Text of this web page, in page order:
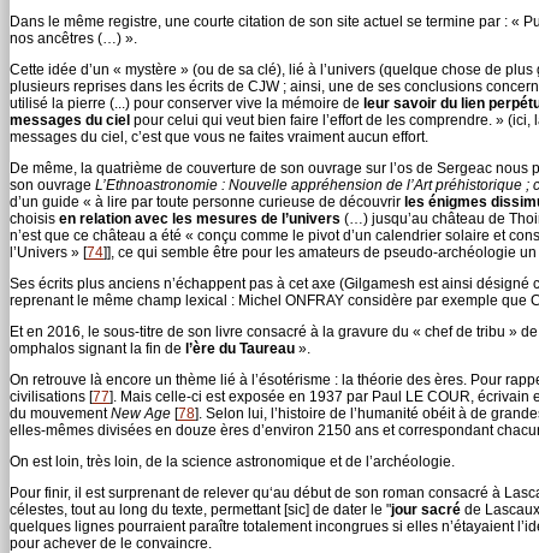
Dans le même registre, une courte citation de son site actuel se termine par : «
nos ancêtres (…) ».
Cette idée d’un « mystère » (ou de sa clé), lié à l’univers (quelque chose de
plusieurs reprises dans les écrits de CJW ; ainsi, une de ses conclusions
utilisé la pierre (...) pour conserver vive la mémoire de leur savoir du lien
messages du ciel pour celui qui veut bien faire l’effort de les comprendre. » (ici,
messages du ciel, c’est que vous ne faites vraiment aucun effort.
De même, la quatrième de couverture de son ouvrage sur l’os de Sergeac nous
son ouvrage L’Ethnoastronomie : Nouvelle appréhension de l’Art préhistorique
d’un guide « à lire par toute personne curieuse de découvrir les énigmes
choisis en relation avec les mesures de l’univers (…) jusqu’au château de
n’est que ce château a été « conçu comme le pivot d’un calendrier solaire et
l’Univers » [74]], ce qui semble être pour les amateurs de pseudo-archéologie
Ses écrits plus anciens n’échappent pas à cet axe (Gilgamesh est ainsi
reprenant le même champ lexical : Michel ONFRAY considère par exemple que
Et en 2016, le sous-titre de son livre consacré à la gravure du « chef de tribu »
omphalos signant la fin de l’ère du Taureau ».
On retrouve là encore un thème lié à l’ésotérisme : la théorie des ères. Pour
civilisations [77]. Mais celle-ci est exposée en 1937 par Paul LE COUR,
du mouvementNew Age [78]. Selon lui, l’histoire de l’humanité obéit à de
elles-mêmes divisées en douze ères d’environ 2150 ans et correspondant
On est loin, très loin, de la science astronomique et de l’archéologie.
Pour finir, il est surprenant de relever qu‘au début de son roman consacré à
célestes, tout au long du texte, permettant [sic] de dater le "jour sacré de
quelques lignes pourraient paraître totalement incongrues si elles n’étayaient
pour achever de le convaincre.